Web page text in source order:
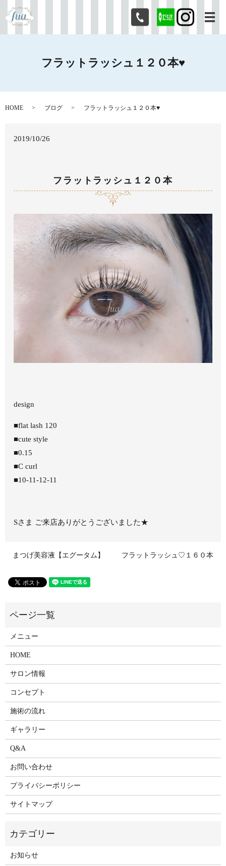
メ
フラットラッシュ１２０本♥
HOME ブログ フラットラッシュ１２０本♥
2019/10/26
フラットラッシュ１２０本
design
■flat lash 120
■cute style
■0.15
■C curl
■10-11-12-11
Sさま ご来店ありがとうございました★
まつげ美容液【エグータム】 フラットラッシュ♡１６０本
メニュー
HOME
サロン情報
コンセプト
施術の流れ
ギャラリー
Q&A
お問い合わせ
プライバシーポリシー
サイトマップ
お知らせ